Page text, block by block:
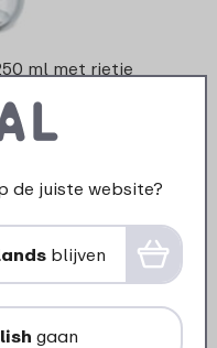
ml met rietje
Friends
de juiste website?
blijven
gaan